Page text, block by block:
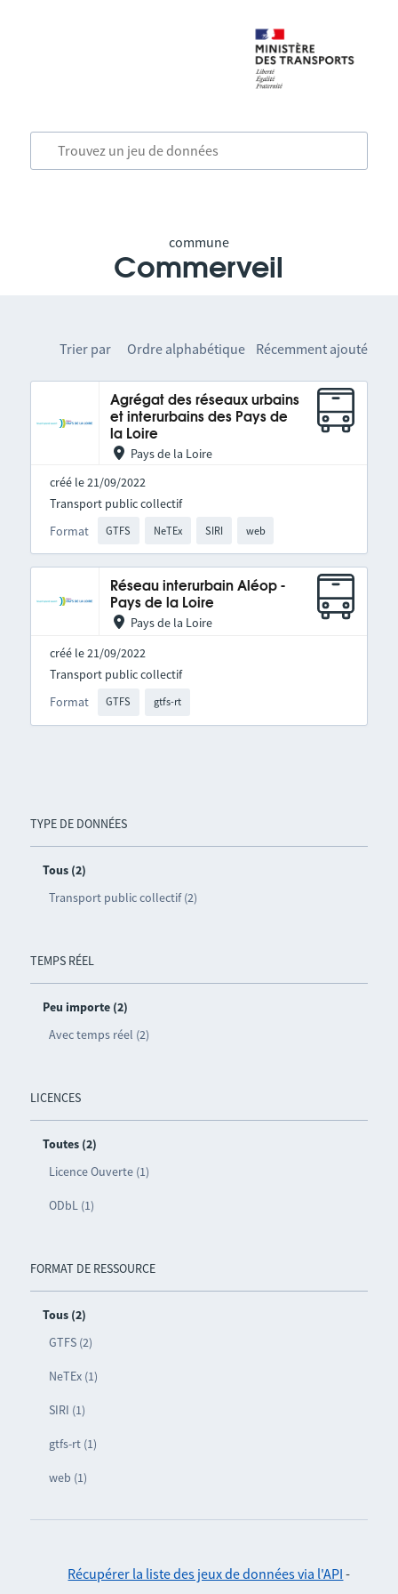
commune
Commerveil
TYPE DE DONNÉES
Tous (2)
Transport public collectif (2)
TEMPS RÉEL
Peu importe (2)
Avec temps réel (2)
LICENCES
Toutes (2)
Licence Ouverte (1)
ODbL (1)
FORMAT DE RESSOURCE
Tous (2)
GTFS (2)
NeTEx (1)
SIRI (1)
gtfs-rt (1)
web (1)
Trier par Ordre alphabétique Récemment ajouté
Agrégat des réseaux urbains
et interurbains des Pays de
la Loire
Pays de la Loire
créé le 21/09/2022
Format GTFS NeTEx SIRI web
Transport public collectif
Réseau interurbain Aléop -
Pays de la Loire
Pays de la Loire
créé le 21/09/2022
Format GTFS gtfs-rt
Transport public collectif
Récupérer la liste des jeux de données via l'API -